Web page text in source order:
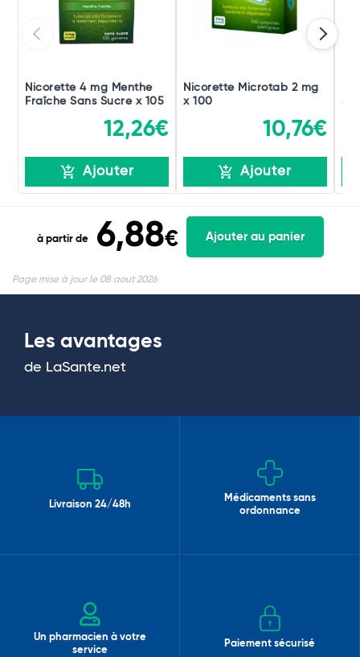
Nicorette 4 mg Menthe
Fraîche Sans Sucre x 105
12,26€
Ajouter
Nicorette Microtab 2 mg
x 100
10,76€
Ajouter
à partir de 6,88€ Ajouter au panier
Page mise à jour le 08 aout 2026
Les avantages
de LaSante.net
Livraison 24/48h
Médicaments sans
ordonnance
Un pharmacien à votre
service
Paiement sécurisé